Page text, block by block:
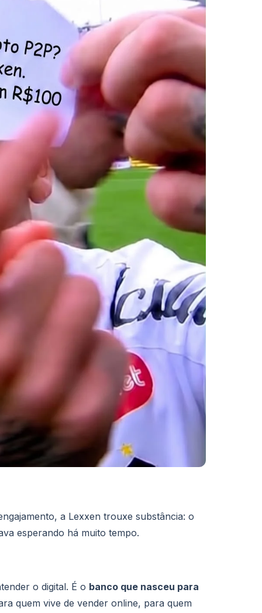
a Lexxen trouxe substância: o
esperando há muito tempo.
o digital. É o banco que nasceu para
quem vive de vender online, para quem